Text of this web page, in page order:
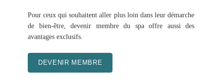
Pour ceux qui souhaitent aller plus loin dans leur démarche
de bien-être, devenir membre du spa offre aussi des
avantages exclusifs.
DEVENIR MEMBRE